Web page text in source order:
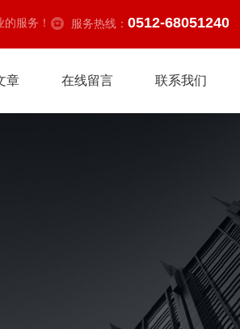
服务！ 服务热线： 0512-68051240
章 在线留言 联系我们